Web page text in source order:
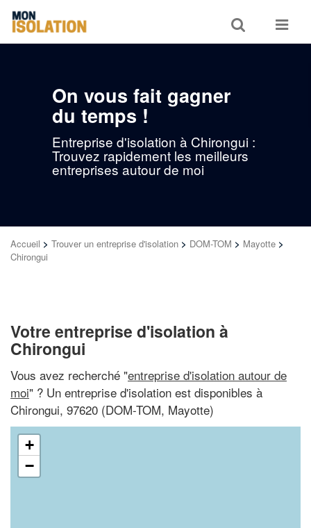
Toggle
search
Toggle
On vous fait gagner
du temps !
Entreprise d'isolation à Chirongui :
Trouvez rapidement les meilleurs
entreprises autour de moi
Accueil > Trouver un entreprise d'isolation > DOM-TOM > Mayotte >
Chirongui
Votre entreprise d'isolation à
Chirongui
Vous avez recherché "entreprise d'isolation autour de
moi" ? Un entreprise d'isolation est disponibles à
Chirongui, 97620 (DOM-TOM, Mayotte)
+
−